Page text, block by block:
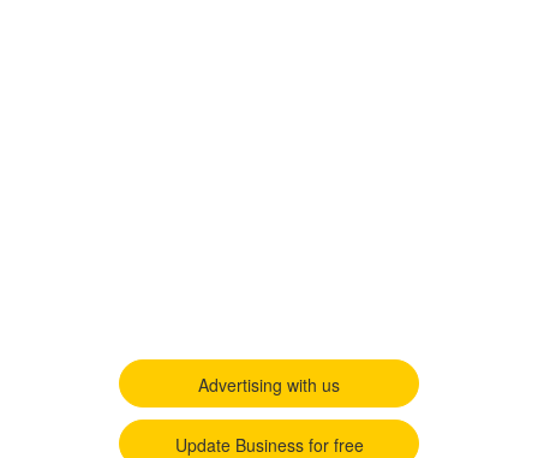
Advertising with us
Update Business for free